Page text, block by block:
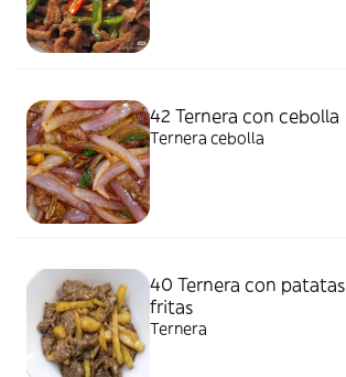
42 Ternera con cebolla
Ternera cebolla
40 Ternera con patatas
fritas
Ternera